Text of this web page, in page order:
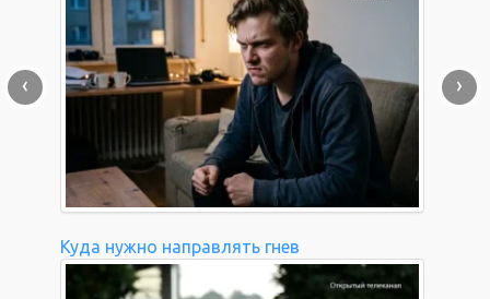
Куда нужно направлять гнев
‹ ›